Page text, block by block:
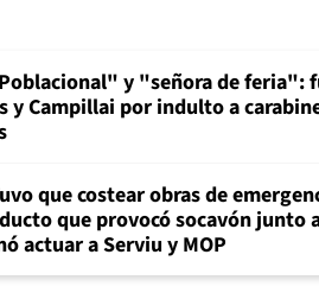
y "señora de feria":
y Campillai por indulto a
que costear obras de
que provocó socavón junto
actuar a Serviu y MOP